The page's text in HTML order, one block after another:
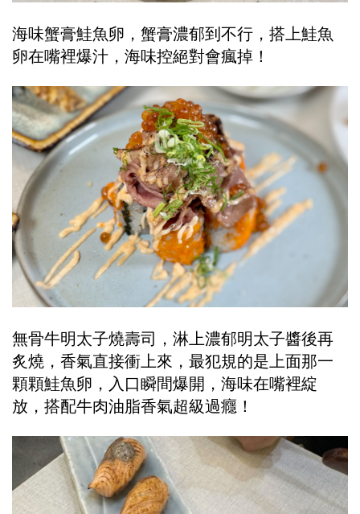
海味蟹膏鮭魚卵，蟹膏濃郁到不行，搭上鮭魚
卵在嘴裡爆汁，海味控絕對會瘋掉！
無骨牛明太子燒壽司，淋上濃郁明太子醬後再
炙燒，香氣直接衝上來，最犯規的是上面那一
顆顆鮭魚卵，入口瞬間爆開，海味在嘴裡綻
放，搭配牛肉油脂香氣超級過癮！